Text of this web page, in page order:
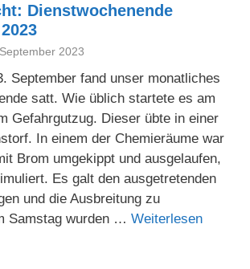
Dienstwochenende
2023
September fand unser monatliches
satt. Wie üblich startete es am
Gefahrgutzug. Dieser übte in einer
In einem der Chemieräume war
Brom umgekippt und ausgelaufen,
Es galt den ausgetretenden
und die Ausbreitung zu
Samstag wurden … Weiterlesen